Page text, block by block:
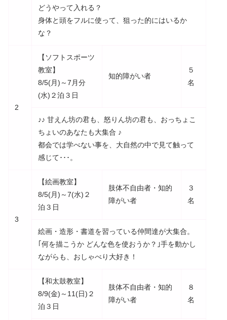
どうやって入れる？
身体と頭をフルに使って、狙った的にはいるか
な？
2
【ソフトスポーツ
教室】
8/5(月)～7月分
(水)２泊３日
知的障がい者
５
名
♪♪ 甘えん坊の君も、怒りん坊の君も、おっちょこ
ちょいのあなたも大集合 ♪
都会では学べない事を、大自然の中で見て触って
感じて･･･。
3
【絵画教室】
8/5(月)～7(水)２
泊３日
肢体不自由者・知的
障がい者
３
名
絵画・造形・書道を習っている仲間達が大集合。
｢何を描こうか どんな色を使おうか？｣手を動かし
ながらも、おしゃべり大好き！
【和太鼓教室】
8/9(金)～11(日)２
泊３日
肢体不自由者・知的
障がい者
８
名